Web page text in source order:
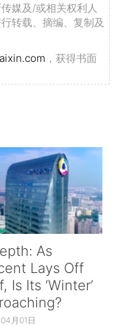
媒及/或相关权利人
转载、摘编、复制及
，获得书面
As
Lays Off
Is Its ‘Winter’
月01日